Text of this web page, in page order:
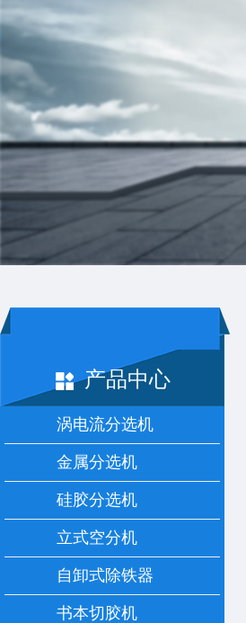
产品中心
涡电流分选机
金属分选机
硅胶分选机
立式空分机
自卸式除铁器
书本切胶机